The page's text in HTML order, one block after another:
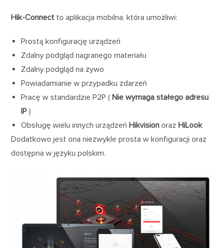
Hik-Connect to aplikacja mobilna, która umożliwi:
Prostą konfigurację urządzeń
Zdalny podgląd nagranego materiału
Zdalny podgląd na żywo
Powiadamianie w przypadku zdarzeń
Pracę w standardzie P2P (Nie wymaga stałego adresu
IP )
Obsługę wielu innych urządzeńHikvision orazHiLook
Dodatkowo jest ona niezwykle prosta w konfiguracji oraz
dostępna w języku polskim.